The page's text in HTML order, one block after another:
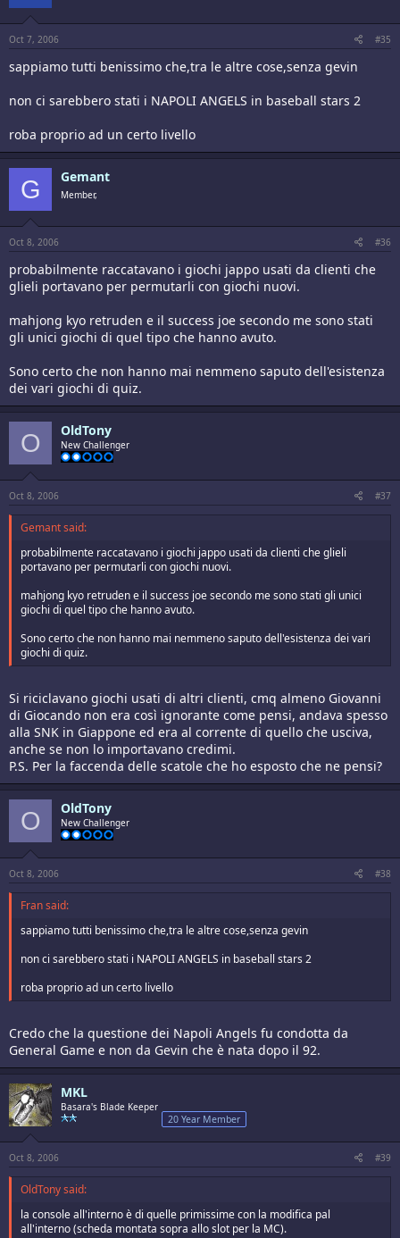
Oct 7, 2006 #35
sappiamo tutti benissimo che,tra le altre cose,senza gevin
non ci sarebbero stati i NAPOLI ANGELS in baseball stars 2
roba proprio ad un certo livello
G Gemant
Member,
Oct 8, 2006 #36
probabilmente raccatavano i giochi jappo usati da clienti che
glieli portavano per permutarli con giochi nuovi.
mahjong kyo retruden e il success joe secondo me sono stati
gli unici giochi di quel tipo che hanno avuto.
Sono certo che non hanno mai nemmeno saputo dell'esistenza
dei vari giochi di quiz.
O OldTony
New Challenger
Oct 8, 2006 #37
Gemant said:
probabilmente raccatavano i giochi jappo usati da clienti che glieli
portavano per permutarli con giochi nuovi.
mahjong kyo retruden e il success joe secondo me sono stati gli unici
giochi di quel tipo che hanno avuto.
Sono certo che non hanno mai nemmeno saputo dell'esistenza dei vari
giochi di quiz.
Si riciclavano giochi usati di altri clienti, cmq almeno Giovanni
di Giocando non era così ignorante come pensi, andava spesso
alla SNK in Giappone ed era al corrente di quello che usciva,
anche se non lo importavano credimi.
P.S. Per la faccenda delle scatole che ho esposto che ne pensi?
O OldTony
New Challenger
Oct 8, 2006 #38
Fran said:
sappiamo tutti benissimo che,tra le altre cose,senza gevin
non ci sarebbero stati i NAPOLI ANGELS in baseball stars 2
roba proprio ad un certo livello
Credo che la questione dei Napoli Angels fu condotta da
General Game e non da Gevin che è nata dopo il 92.
MKL
Basara's Blade Keeper
20 Year Member
Oct 8, 2006 #39
OldTony said:
la console all'interno è di quelle primissime con la modifica pal
all'interno (scheda montata sopra allo slot per la MC).